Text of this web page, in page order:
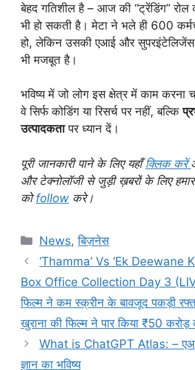
बेहद गतिशील है – आज की “ट्रेंडिंग”
भी हो सकती है। मेटा ने भले ही 600
हो, लेकिन उसकी एआई और सुपरइंटेलिजेंस
भी मजबूत है।
भविष्य में जो लोग इस क्षेत्र में काम करना
वे सिर्फ कोडिंग या रिसर्च पर नहीं, बल्कि
उत्पादकतापर ध्यान दें।
पूरी जानकारी पाने के लिए यहाँक्लिक करें
और टेक्नोलॉजी से जुड़ी ख़बरों के लिए
कोfollow करे।
Categories
News,बिज़नेस
‘Thamma’ Vs ‘Ek Deewane
Box Office Collection Day 3
फिल्म ने कम स्क्रीन के बावजूद पकड़ी
खुराना की फिल्म ने पार किया ₹50
What is ChatGPT Atlas: –
ज्ञान का भविष्य